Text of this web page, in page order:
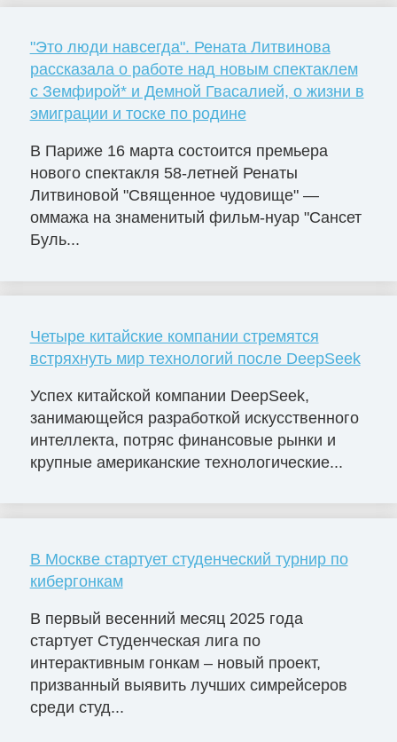
"Это люди навсегда". Рената Литвинова
рассказала о работе над новым спектаклем
с Земфирой* и Демной Гвасалией, о жизни в
эмиграции и тоске по родине
В Париже 16 марта состоится премьера
нового спектакля 58-летней Ренаты
Литвиновой "Священное чудовище" —
оммажа на знаменитый фильм-нуар "Сансет
Буль...
Четыре китайские компании стремятся
встряхнуть мир технологий после DeepSeek
Успех китайской компании DeepSeek,
занимающейся разработкой искусственного
интеллекта, потряс финансовые рынки и
крупные американские технологические...
В Москве стартует студенческий турнир по
кибергонкам
В первый весенний месяц 2025 года
стартует Студенческая лига по
интерактивным гонкам – новый проект,
призванный выявить лучших симрейсеров
среди студ...